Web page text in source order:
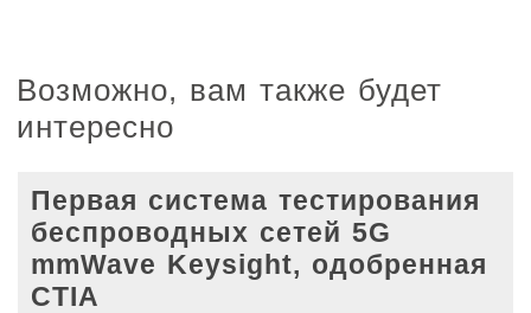
Возможно, вам также будет
интересно
Первая система тестирования
беспроводных сетей 5G
mmWave Keysight, одобренная
CTIA